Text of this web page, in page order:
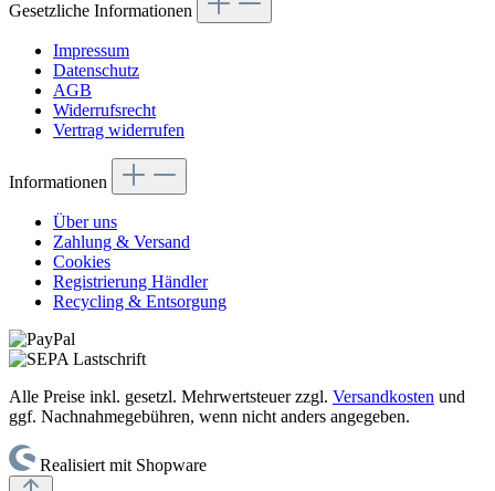
Gesetzliche Informationen
Impressum
Datenschutz
AGB
Widerrufsrecht
Vertrag widerrufen
Informationen
Über uns
Zahlung & Versand
Cookies
Registrierung Händler
Recycling & Entsorgung
Alle Preise inkl. gesetzl. Mehrwertsteuer zzgl. Versandkosten und
ggf. Nachnahmegebühren, wenn nicht anders angegeben.
Realisiert mit Shopware